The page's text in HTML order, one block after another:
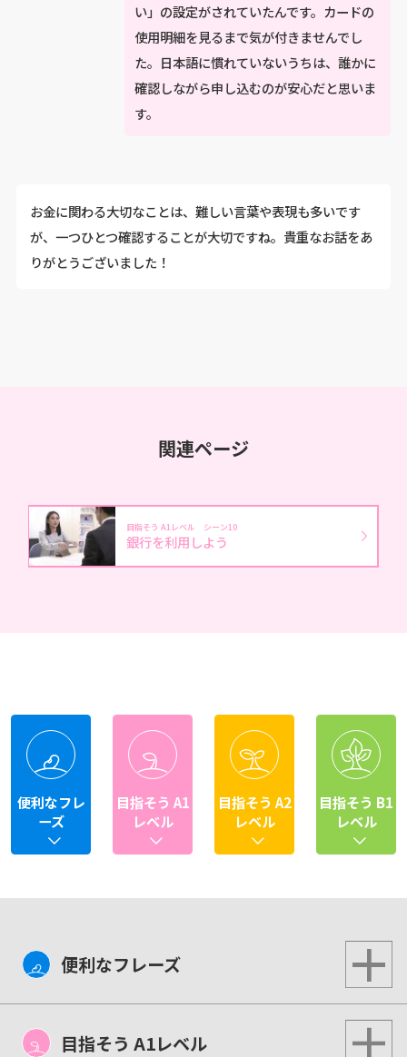
い」の設定がされていたんです。カードの
使用明細を見るまで気が付きませんでし
た。日本語に慣れていないうちは、誰かに
確認しながら申し込むのが安心だと思いま
す。
お金に関わる大切なことは、難しい言葉や表現も多いです
が、一つひとつ確認することが大切ですね。貴重なお話をあ
りがとうございました！
関連ページ
目指そう A1レベル シーン10
銀行を利用しよう
便利なフレ
ーズ
目指そう A1
レベル
目指そう A2
レベル
目指そう B1
レベル
便利なフレーズ
目指そう A1レベル